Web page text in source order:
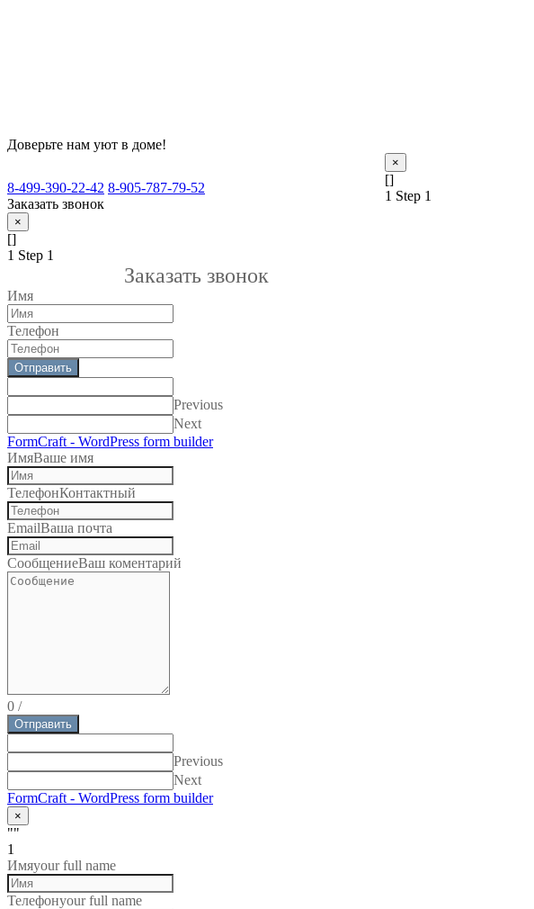
Доверьте нам уют в доме!
8-499-390-22-42 8-905-787-79-52
Заказать звонок
×
[]
1 Step 1
Заказать звонок
Имя
Телефон
Отправить
Previous
Next
FormCraft - WordPress form builder
×
[]
1 Step 1
ИмяВаше имя
ТелефонКонтактный
EmailВаша почта
СообщениеВаш коментарий
0 /
Отправить
Previous
Next
FormCraft - WordPress form builder
×
""
1
Имяyour full name
Телефонyour full name